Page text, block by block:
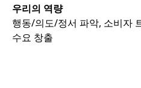
우리의 역량
행동/의도/정서 파악, 소비자
수요 창출